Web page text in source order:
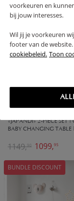
voorkeuren en
bij jouw interesses.
Wil jij je voorkeuren
footer van de
cookiebeleid. Toon
BUNDLE DISCOUNT
«JAPANDI» 2-PIECE SET |
BABY CHANGING TABLE
1099,95
1149,90
BUNDLE DISCOUNT